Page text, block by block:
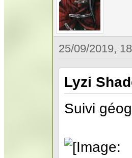
25/09/2019,
Lyzi
Suivi